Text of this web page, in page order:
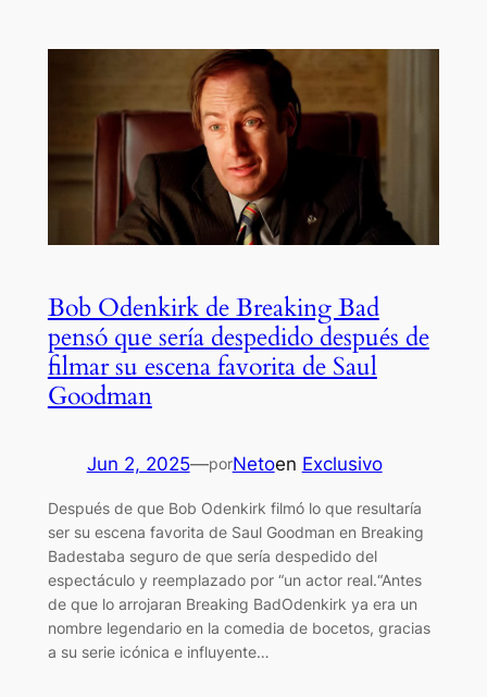
Bob Odenkirk de Breaking Bad
pensó que sería despedido después de
filmar su escena favorita de Saul
Goodman
Jun 2, 2025—porNetoen Exclusivo
Después de que Bob Odenkirk filmó lo que resultaría
ser su escena favorita de Saul Goodman en Breaking
Badestaba seguro de que sería despedido del
espectáculo y reemplazado por “un actor real.“Antes
de que lo arrojaran Breaking BadOdenkirk ya era un
nombre legendario en la comedia de bocetos, gracias
a su serie icónica e influyente…